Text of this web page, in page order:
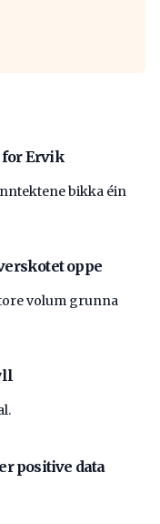
for Ervik
bikka éin
oppe
volum grunna
positive data